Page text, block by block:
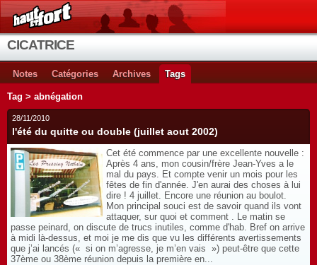
CICATRICE
Notes Catégories Archives Tags
Tag > abnégation
28/11/2010
l'été du quitte ou double (juillet aout 2002)
Cet été commence par une excellente nouvelle :
Après 4 ans, mon cousin/frère Jean-Yves a le
mal du pays. Et compte venir un mois pour les
fêtes de fin d'année. J'en aurai des choses à lui
dire ! 4 juillet. Encore une réunion au boulot.
Mon principal souci est de savoir quand ils vont
attaquer, sur quoi et comment . Le matin se
passe peinard, on discute de trucs inutiles, comme d'hab. Bref on arrive
à midi là-dessus, et moi je me dis que vu les différents avertissements
que j’ai lancés (« si on m’agresse, je m’en vais ») peut-être que cette
37ème ou 38ème réunion depuis la première en...